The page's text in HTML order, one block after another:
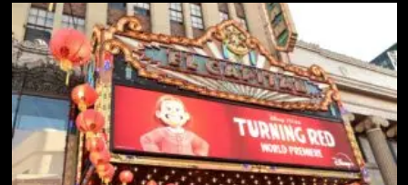
acción
dice
más
que
mil
palabras
con
Pioneer